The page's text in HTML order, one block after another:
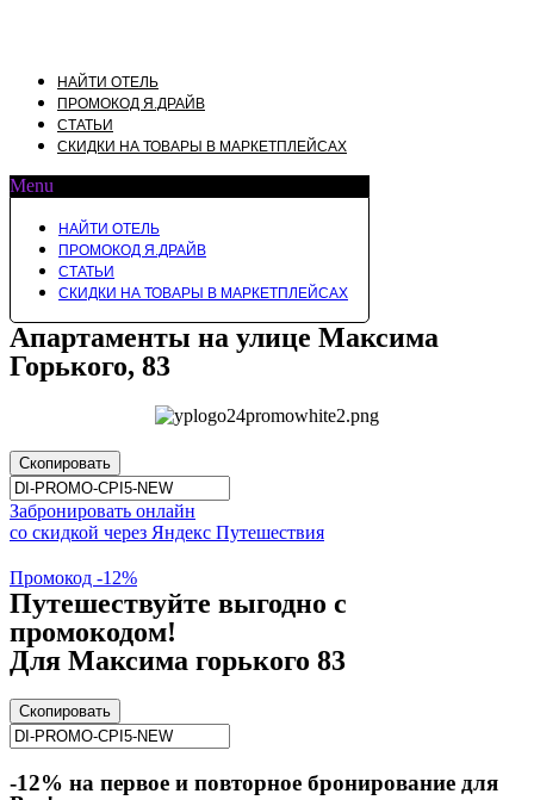
НАЙТИ ОТЕЛЬ
ПРОМОКОД Я.ДРАЙВ
СТАТЬИ
СКИДКИ НА ТОВАРЫ В МАРКЕТПЛЕЙСАХ
Menu
НАЙТИ ОТЕЛЬ
ПРОМОКОД Я.ДРАЙВ
СТАТЬИ
СКИДКИ НА ТОВАРЫ В МАРКЕТПЛЕЙСАХ
Апартаменты на улице Максима
Горького, 83
Скопировать
Забронировать онлайн
со скидкой через Яндекс Путешествия
Промокод -12%
Путешествуйте выгодно с
промокодом!
Для Максима горького 83
Скопировать
-12% на первое и повторное бронирование для